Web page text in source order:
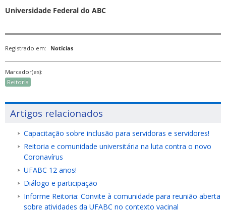
Universidade Federal do ABC
Registrado em: Notícias
Marcador(es):
Reitoria
Artigos relacionados
Capacitação sobre inclusão para servidoras e servidores!
Reitoria e comunidade universitária na luta contra o novo
Coronavírus
UFABC 12 anos!
Diálogo e participação
Informe Reitoria: Convite à comunidade para reunião aberta
sobre atividades da UFABC no contexto vacinal